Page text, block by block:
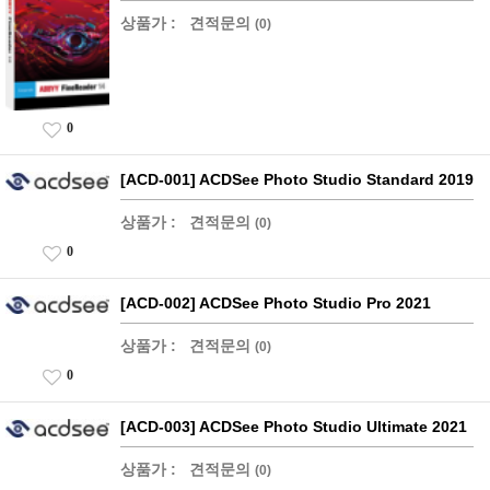
상품가 : 견적문의 (0)
0
[ACD-001] ACDSee Photo Studio Standard 2019
상품가 : 견적문의 (0)
0
[ACD-002] ACDSee Photo Studio Pro 2021
상품가 : 견적문의 (0)
0
[ACD-003] ACDSee Photo Studio Ultimate 2021
상품가 : 견적문의 (0)